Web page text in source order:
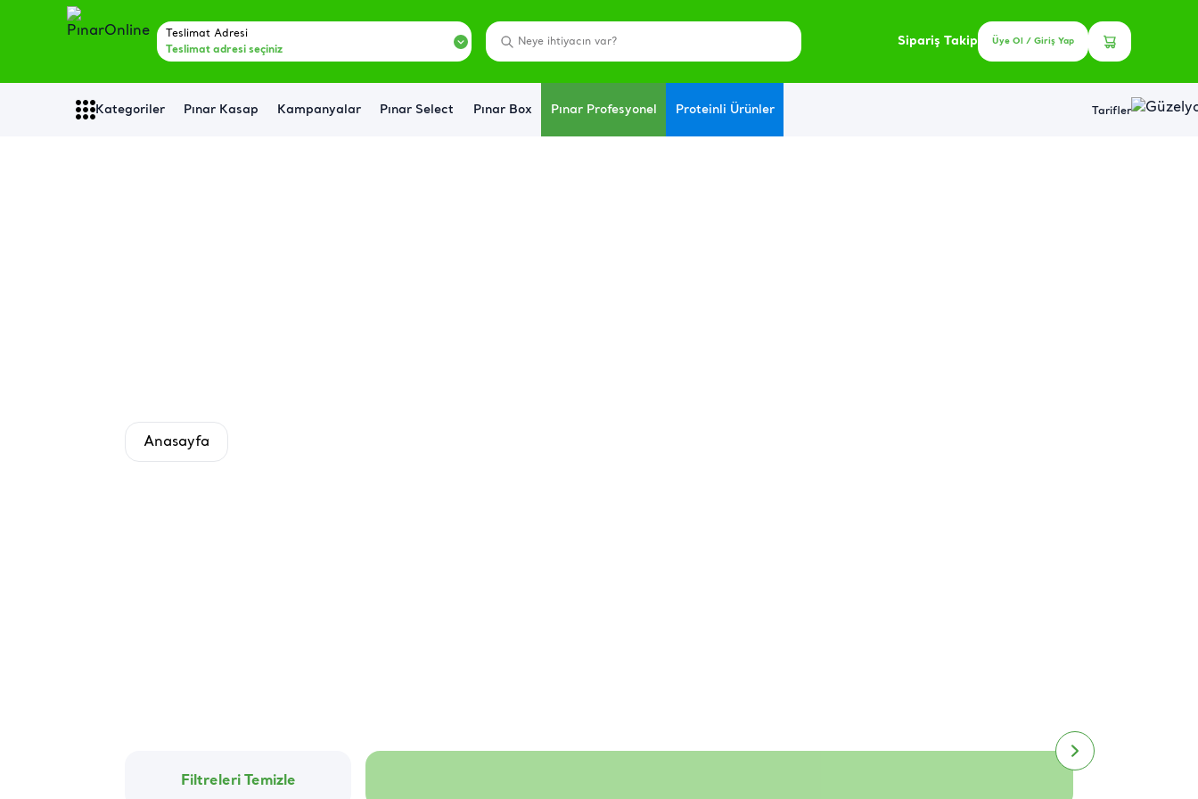
Teslimat Adresi
Teslimat adresi seçiniz
Sipariş Takip Üye Ol / Giriş Yap
Kategoriler Pınar Kasap Kampanyalar Pınar Select Pınar Box Pınar Profesyonel Proteinli Ürünler Tarifler
Anasayfa
Filtreleri Temizle